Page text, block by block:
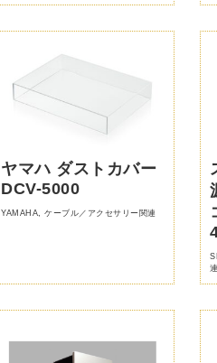
ヤマハ ダストカバー
DCV-5000
YAMAHA, ケーブル／アクセサリー関連
連